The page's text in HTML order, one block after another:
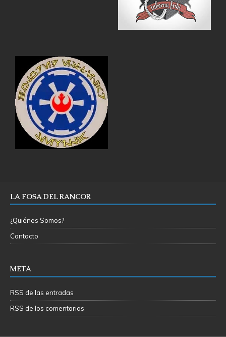
LA FOSA DEL RANCOR
¿Quiénes Somos?
Contacto
META
RSS de las entradas
RSS de los comentarios